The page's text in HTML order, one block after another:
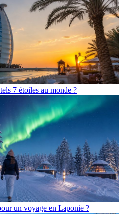
7 étoiles au monde ?
un voyage en Laponie ?